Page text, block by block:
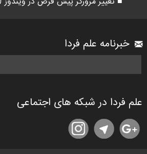
خبرنامه علم فردا
علم فردا در شبکه های اجتماعی